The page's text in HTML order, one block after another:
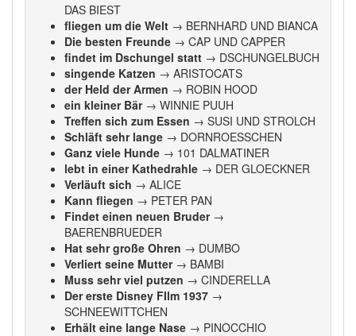
DAS BIEST
fliegen um die Welt → BERNHARD UND BIANCA
Die besten Freunde → CAP UND CAPPER
findet im Dschungel statt → DSCHUNGELBUCH
singende Katzen → ARISTOCATS
der Held der Armen → ROBIN HOOD
ein kleiner Bär → WINNIE PUUH
Treffen sich zum Essen → SUSI UND STROLCH
Schläft sehr lange → DORNROESSCHEN
Ganz viele Hunde → 101 DALMATINER
lebt in einer Kathedrahle → DER GLOECKNER
Verläuft sich → ALICE
Kann fliegen → PETER PAN
Findet einen neuen Bruder →
BAERENBRUEDER
Hat sehr große Ohren → DUMBO
Verliert seine Mutter → BAMBI
Muss sehr viel putzen → CINDERELLA
Der erste Disney FIlm 1937 →
SCHNEEWITTCHEN
Erhält eine lange Nase → PINOCCHIO